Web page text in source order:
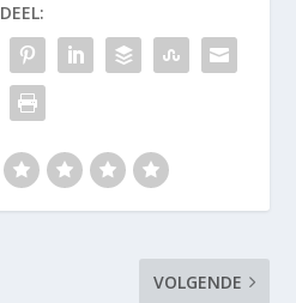
DEEL:
VOLGENDE